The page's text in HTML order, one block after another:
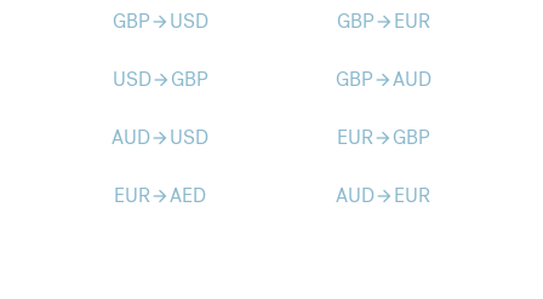
GBParrow_forward USD GBParrow_forward EUR
USDarrow_forward GBP GBParrow_forwardAUD
AUDarrow_forward USD EURarrow_forward GBP
EURarrow_forwardAED AUDarrow_forward EUR